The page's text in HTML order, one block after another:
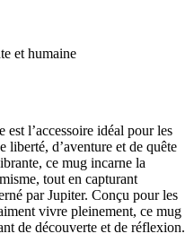
et humaine
l’accessoire idéal pour les
liberté, d’aventure et de quête
ce mug incarne la
tout en capturant
par Jupiter. Conçu pour les
vivre pleinement, ce mug
de découverte et de réflexion.